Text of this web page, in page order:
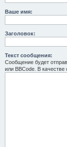
Ваше имя:
Заголовок:
Текст сообщения:
Сообщение будет
или BBCode. В качестве